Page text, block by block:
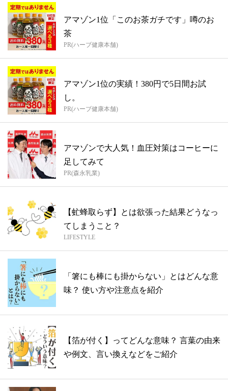
アマゾン1位「このお茶ガチです」噂のお
茶
PR(ハーブ健康本舗)
アマゾン1位の実績！380円で5日間お試
し。
PR(ハーブ健康本舗)
アマゾンで大人気！血圧対策はコーヒーに
足してみて
PR(森永乳業)
【虻蜂取らず】とは欲張った結果どうなっ
てしまうこと？
LIFESTYLE
「箸にも棒にも掛からない」とはどんな意
味？ 使い方や注意点を紹介
【箔が付く】ってどんな意味？ 言葉の由来
や例文、言い換えなどをご紹介